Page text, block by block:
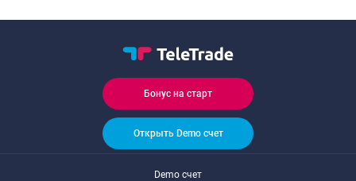
Бонус на старт
Открыть Demo счет
Demo счет